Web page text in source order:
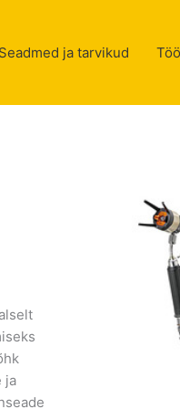
Seadmed ja tarvikud
ja